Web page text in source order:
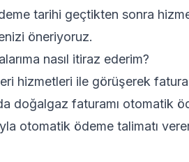
tarihi geçtikten sonra
öneriyoruz.
nasıl itiraz ederim?
hizmetleri ile görüşerek
doğalgaz faturamı otomatik
otomatik ödeme talimatı